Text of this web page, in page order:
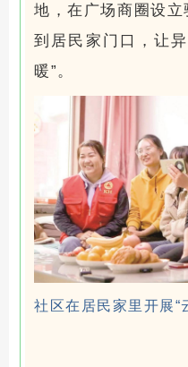
地，在广场商圈设
到居民家门口，让
暖”。
社区在居民家里开展“